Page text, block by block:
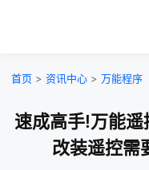
首页 > 资讯中心 > 万能程序
速成高手!万能遥
改装遥控需